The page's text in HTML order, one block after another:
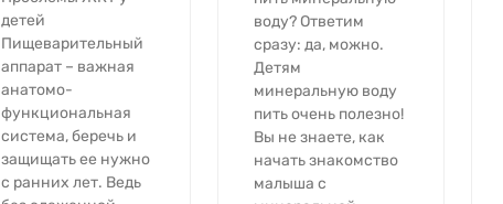
детей
Пищеварительный
аппарат – важная
анатомо-
функциональная
система, беречь и
защищать ее нужно
с ранних лет. Ведь
воду? Ответим
сразу: да, можно.
Детям
минеральную воду
пить очень полезно!
Вы не знаете, как
начать знакомство
малыша с